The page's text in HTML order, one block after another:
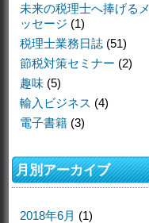
未来の税理士へ捧げるメ
ッセージ (1)
税理士業務日誌 (51)
節税対策セミナー (2)
趣味 (5)
輸入ビジネス (4)
電子書籍 (3)
月別アーカイブ
2018年6月 (1)